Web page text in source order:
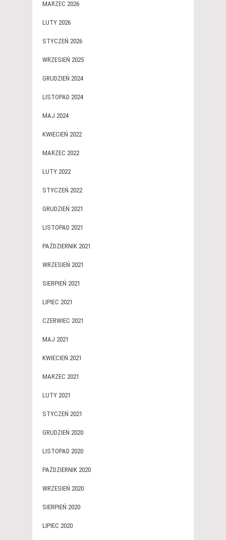
MARZEC 2026
LUTY 2026
STYCZEŃ 2026
WRZESIEŃ 2025
GRUDZIEŃ 2024
LISTOPAD 2024
MAJ 2024
KWIECIEŃ 2022
MARZEC 2022
LUTY 2022
STYCZEŃ 2022
GRUDZIEŃ 2021
LISTOPAD 2021
PAŹDZIERNIK 2021
WRZESIEŃ 2021
SIERPIEŃ 2021
LIPIEC 2021
CZERWIEC 2021
MAJ 2021
KWIECIEŃ 2021
MARZEC 2021
LUTY 2021
STYCZEŃ 2021
GRUDZIEŃ 2020
LISTOPAD 2020
PAŹDZIERNIK 2020
WRZESIEŃ 2020
SIERPIEŃ 2020
LIPIEC 2020